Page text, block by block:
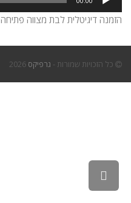
הזמנה דיגיטלית לבת מצווה פתיחה
כל הזכויות שמורות - גרפיקס
גלילה
לראש